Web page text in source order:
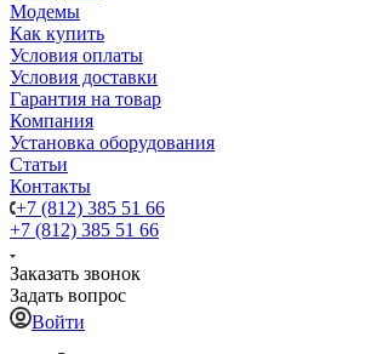
Модемы
Как купить
Условия оплаты
Условия доставки
Гарантия на товар
Компания
Установка оборудования
Статьи
Контакты
+7 (812) 385 51 66
+7 (812) 385 51 66
Заказать звонок
Задать вопрос
Войти